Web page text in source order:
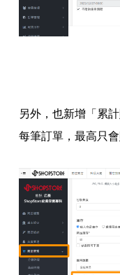
另外，也新增「累
每筆訂單，最高只